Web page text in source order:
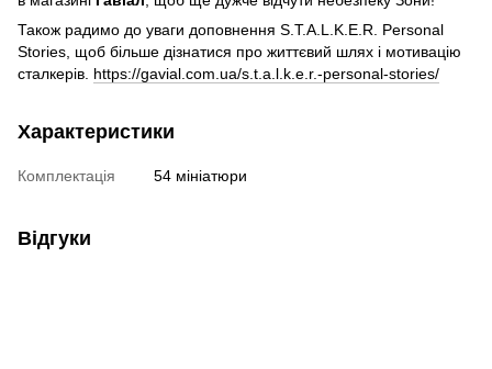
Також радимо до уваги доповнення S.T.A.L.K.E.R. Personal
Stories, щоб більше дізнатися про життєвий шлях і мотивацію
сталкерів. https://gavial.com.ua/s.t.a.l.k.e.r.-personal-stories/
Характеристики
Комплектація 54 мініатюри
Відгуки